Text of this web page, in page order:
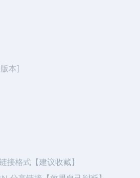
本]
接格式【建议收藏】